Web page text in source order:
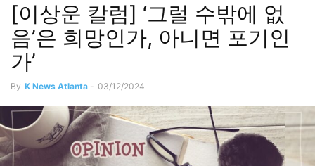
[이상운 칼럼] ‘그럴 수밖에 없
음’은 희망인가, 아니면 포기인
가’
By K News Atlanta - 03/12/2024